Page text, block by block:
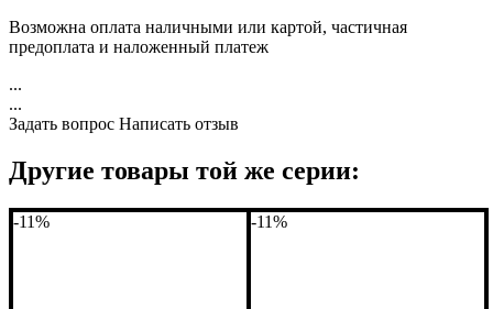
Возможна оплата наличными или картой, частичная
предоплата и наложенный платеж
...
...
Задать вопрос Написать отзыв
Другие товары той же серии:
-11% -11%